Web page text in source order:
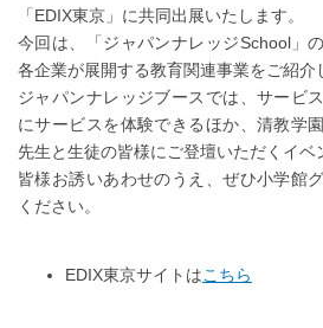
「EDIX東京」に共同出展いたします。
今回は、「ジャパンナレッジSchool」
各企業が展開する教育関連事業をご紹介
ジャパンナレッジブースでは、サービ
にサービスを体験できるほか、清教学
先生と生徒の皆様にご登壇いただくイベ
皆様お誘いあわせのうえ、ぜひ小学館
ください。
EDIX東京サイトはこちら